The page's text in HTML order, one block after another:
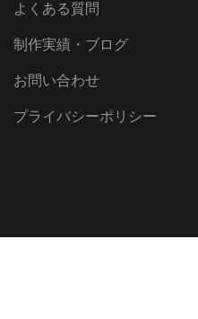
よくある質問
制作実績・ブログ
お問い合わせ
プライバシーポリシー